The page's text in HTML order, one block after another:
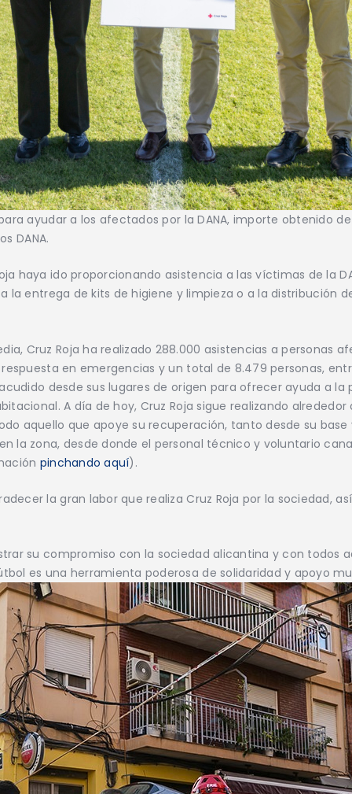
para ayudar a los afectados por la DANA, importe obtenido
DANA.
haya ido proporcionando asistencia a las víctimas de la
la entrega de kits de higiene y limpieza o a la distribución
Cruz Roja ha realizado 288.000 asistencias a personas
en emergencias y un total de 8.479 personas,
desde sus lugares de origen para ofrecer ayuda a
A día de hoy, Cruz Roja sigue realizando alrededor
aquello que apoye su recuperación, tanto desde su
la zona, desde donde el personal técnico y voluntario
pinchando aquí).
la gran labor que realiza Cruz Roja por la sociedad,
su compromiso con la sociedad alicantina y con todos
es una herramienta poderosa de solidaridad y apoyo